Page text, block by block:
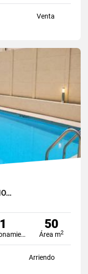
Venta
1
Estacionamiento
50
Área m2
Arriendo